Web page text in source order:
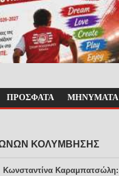
ΠΡΟΣΦΑΤΑ ΜΗΝΥΜΑΤΑ
ΚΟΛΥΜΒΗΣΗΣ
Κωνσταντίνα Καραμπατσώλη: